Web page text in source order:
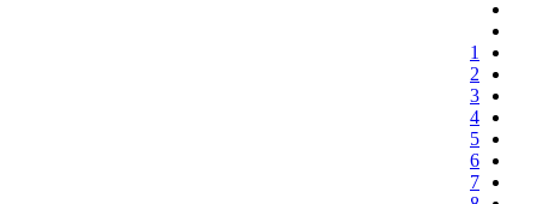
1
2
3
4
5
6
7